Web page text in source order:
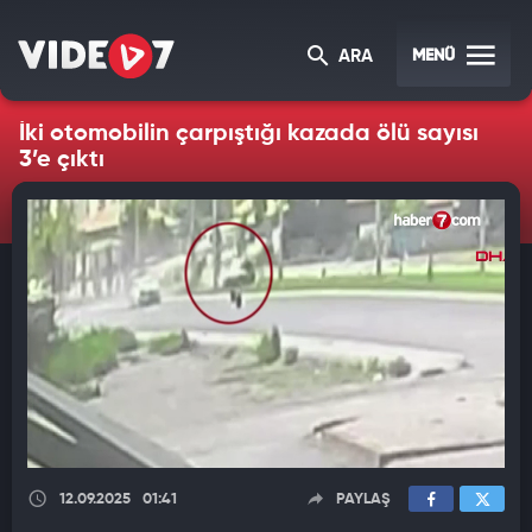
ARA MENÜ
İki otomobilin çarpıştığı kazada ölü sayısı
3’e çıktı
12.09.2025 01:41 PAYLAŞ